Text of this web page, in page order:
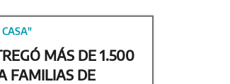
MÁS DE 1.500
FAMILIAS DE